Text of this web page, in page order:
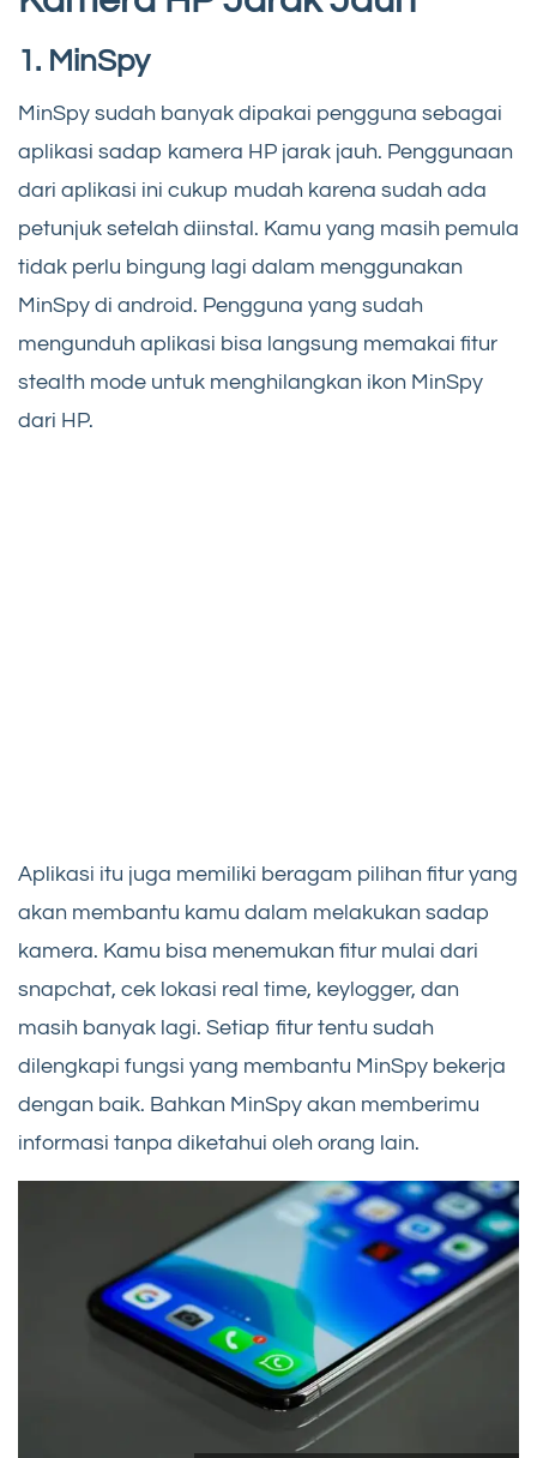
1. MinSpy
MinSpy sudah banyak dipakai pengguna sebagai
aplikasi sadap kamera HP jarak jauh. Penggunaan
dari aplikasi ini cukup mudah karena sudah ada
petunjuk setelah diinstal. Kamu yang masih pemula
tidak perlu bingung lagi dalam menggunakan
MinSpy di android. Pengguna yang sudah
mengunduh aplikasi bisa langsung memakai fitur
stealth mode untuk menghilangkan ikon MinSpy
dari HP.
Aplikasi itu juga memiliki beragam pilihan fitur yang
akan membantu kamu dalam melakukan sadap
kamera. Kamu bisa menemukan fitur mulai dari
snapchat, cek lokasi real time, keylogger, dan
masih banyak lagi. Setiap fitur tentu sudah
dilengkapi fungsi yang membantu MinSpy bekerja
dengan baik. Bahkan MinSpy akan memberimu
informasi tanpa diketahui oleh orang lain.